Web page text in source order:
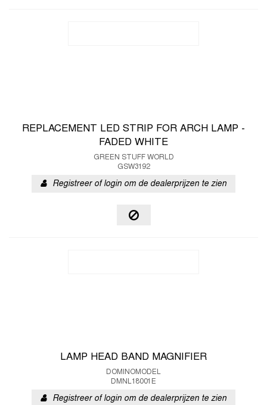
REPLACEMENT LED STRIP FOR ARCH LAMP -
FADED WHITE
GREEN STUFF WORLD
GSW3192
Registreer of login om de dealerprijzen te zien
LAMP HEAD BAND MAGNIFIER
DOMINOMODEL
DMNL18001E
Registreer of login om de dealerprijzen te zien